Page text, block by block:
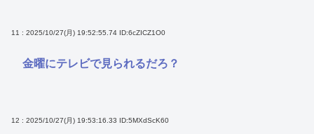
11 : 2025/10/27(月) 19:52:55.74 ID:6cZICZ1O0
金曜にテレビで見られるだろ？
12 : 2025/10/27(月) 19:53:16.33 ID:5MXdScK60